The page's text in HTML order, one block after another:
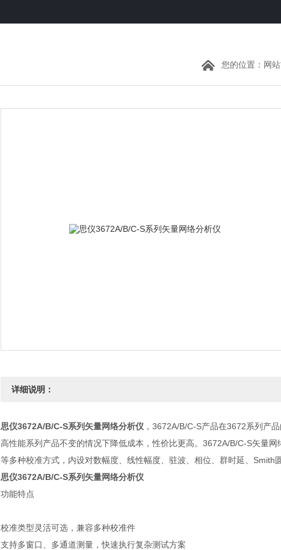
您的位置： 网
详细说明：
思仪3672A/B/C-S系列矢量网络分析仪 ，3672A/B/C-S产品在3672系列产
高性能系列产品不变的情况下降低成本，性价比更高。3672A/B/C-S矢量
等多种校准方式，内设对数幅度、线性幅度、驻波、相位、群时延、Smith
思仪3672A/B/C-S系列矢量网络分析仪
功能特点
校准类型灵活可选，兼容多种校准件
支持多窗口、多通道测量，快速执行复杂测试方案